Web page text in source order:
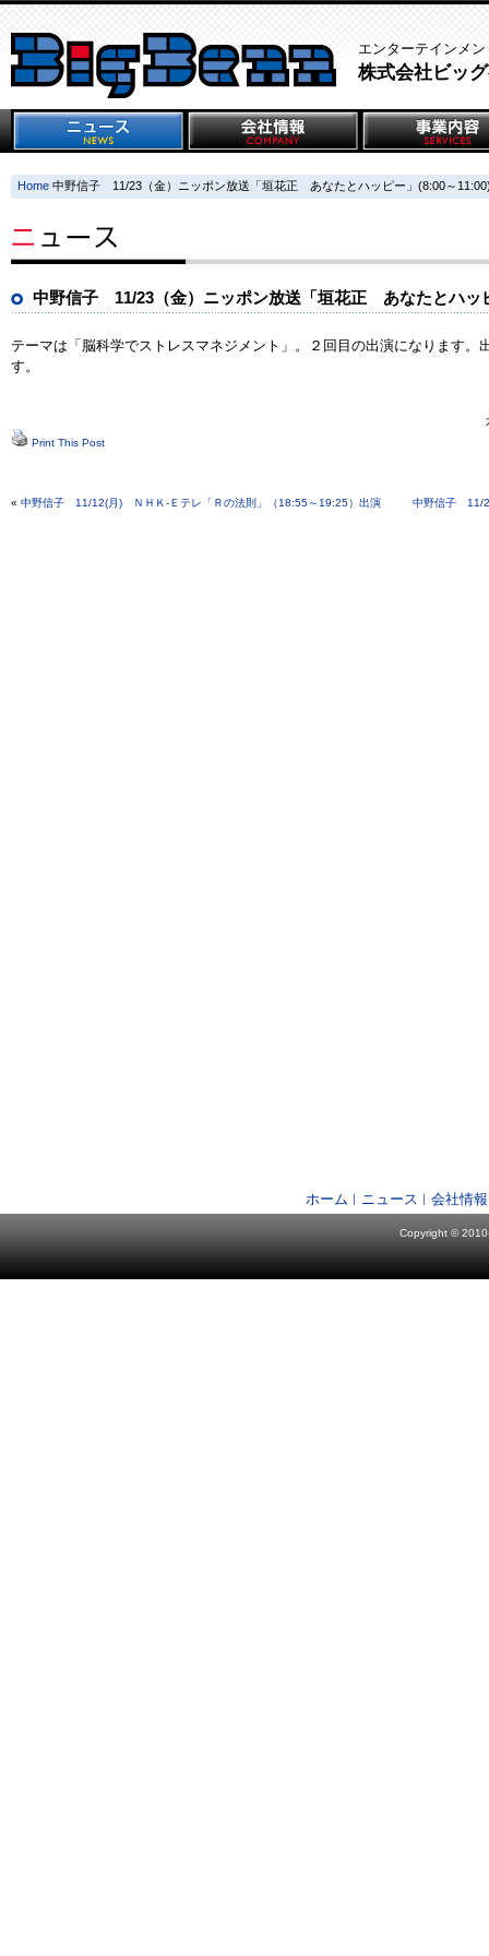
エンターテインメ
株式会社ビッ
Home 中野信子 11/23（金）ニッポン放送「垣花正 あなたとハッピー」(8:00～
中野信子 11/23（金）ニッポン放送「垣花正 あなたとハッ
テーマは「脳科学でストレスマネジメント」。２回目の出演になります。
す。
Print This Post
« 中野信子 11/12(月) ＮＨＫ-Ｅテレ「Ｒの法則」（18:55～19:25）出演 中野信子 11/
ホーム ニュース 会社情報
Copyright ©